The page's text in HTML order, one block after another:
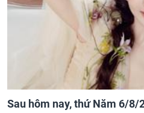
Sau hôm nay, thứ Năm 6/8/